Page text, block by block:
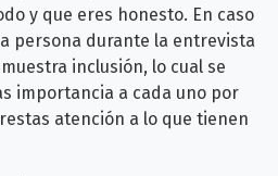
y que eres honesto. En caso
persona durante la entrevista
inclusión, lo cual se
importancia a cada uno por
atención a lo que tienen